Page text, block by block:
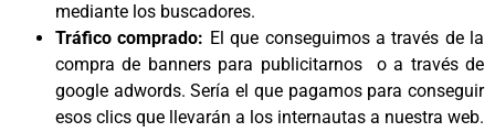
mediante los buscadores.
Tráfico comprado: El que conseguimos a través de la
compra de banners para publicitarnos o a través de
google adwords. Sería el que pagamos para conseguir
esos clics que llevarán a los internautas a nuestra web.